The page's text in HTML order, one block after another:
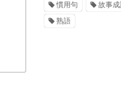
慣用句
故事
熟語